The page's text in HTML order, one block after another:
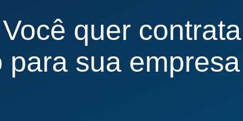
quer
para sua empresa